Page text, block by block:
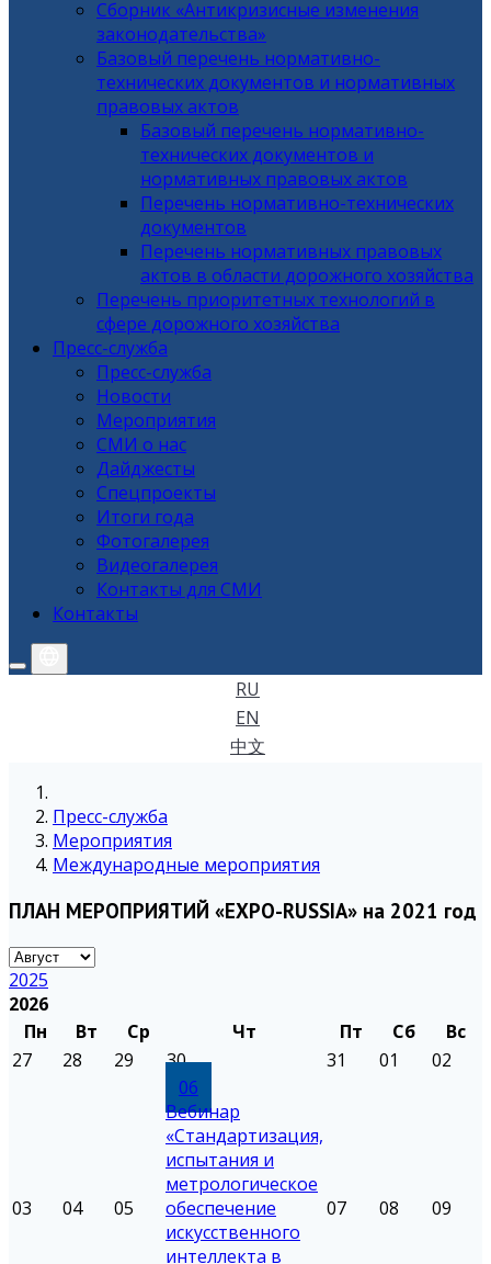
Сборник «Антикризисные изменения
законодательства»
Базовый перечень нормативно-
технических документов и нормативных
правовых актов
Базовый перечень нормативно-
технических документов и
нормативных правовых актов
Перечень нормативно-технических
документов
Перечень нормативных правовых
актов в области дорожного хозяйства
Перечень приоритетных технологий в
сфере дорожного хозяйства
Пресс-служба
Пресс-служба
Новости
Мероприятия
СМИ о нас
Дайджесты
Спецпроекты
Итоги года
Фотогалерея
Видеогалерея
Контакты для СМИ
Контакты
RU
EN
中文
Пресс-служба
Мероприятия
Международные мероприятия
ПЛАН МЕРОПРИЯТИЙ «EXPO-RUSSIA» на 2021 год
2025
2026
Пн
Вт Ср Чт Пт Сб
Вс
27
28 29 30 31 01 02
03 04 05
06
Вебинар
«Стандартизация,
испытания и
метрологическое
обеспечение
искусственного
интеллекта в
07 08 09